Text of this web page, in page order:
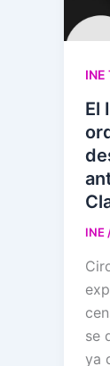
INE
El
INE
se
ya